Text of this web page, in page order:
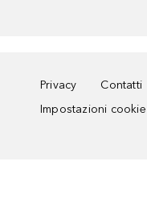
Privacy Contatti
Impostazioni cookie